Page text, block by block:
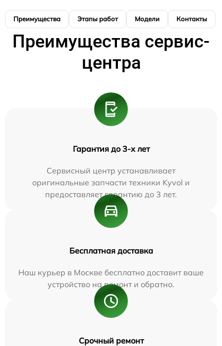
Преимущества Этапы работ Модели Контакты
Преимущества сервис-
центра
Гарантия до 3-х лет
Сервисный центр устанавливает
оригинальные запчасти техники Kyvol и
предоставляет гарантию до 3 лет.
Бесплатная доставка
Наш курьер в Москве бесплатно доставит ваше
устройство на ремонт и обратно.
Срочный ремонт